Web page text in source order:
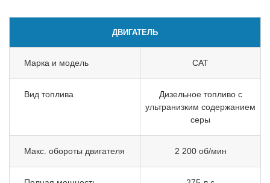
ДВИГАТЕЛЬ
Марка и модель CAT
Вид топлива
Дизельное топливо с
ультранизким содержанием
серы
Макс. обороты двигателя 2 200 об/мин